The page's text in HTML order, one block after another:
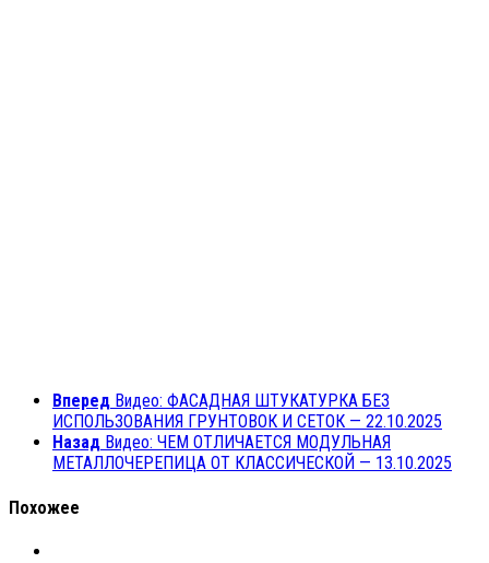
Вперед Видео: ФАСАДНАЯ ШТУКАТУРКА БЕЗ
ИСПОЛЬЗОВАНИЯ ГРУНТОВОК И СЕТОК — 22.10.2025
Назад Видео: ЧЕМ ОТЛИЧАЕТСЯ МОДУЛЬНАЯ
МЕТАЛЛОЧЕРЕПИЦА ОТ КЛАССИЧЕСКОЙ — 13.10.2025
Похожее